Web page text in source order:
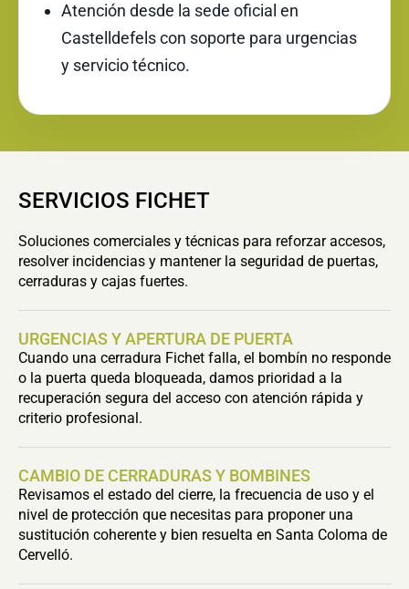
Atención desde la sede oficial en
Castelldefels con soporte para urgencias
y servicio técnico.
SERVICIOS FICHET
Soluciones comerciales y técnicas para reforzar accesos,
resolver incidencias y mantener la seguridad de puertas,
cerraduras y cajas fuertes.
URGENCIAS Y APERTURA DE PUERTA
Cuando una cerradura Fichet falla, el bombín no responde
o la puerta queda bloqueada, damos prioridad a la
recuperación segura del acceso con atención rápida y
criterio profesional.
CAMBIO DE CERRADURAS Y BOMBINES
Revisamos el estado del cierre, la frecuencia de uso y el
nivel de protección que necesitas para proponer una
sustitución coherente y bien resuelta en Santa Coloma de
Cervelló.